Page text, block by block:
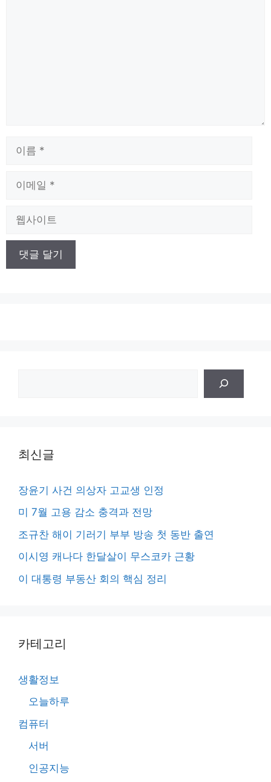
최신글
장윤기 사건 의상자 고교생 인정
미 7월 고용 감소 충격과 전망
조규찬 해이 기러기 부부 방송 첫 동반 출연
이시영 캐나다 한달살이 무스코카 근황
이 대통령 부동산 회의 핵심 정리
카테고리
생활정보
오늘하루
컴퓨터
서버
인공지능